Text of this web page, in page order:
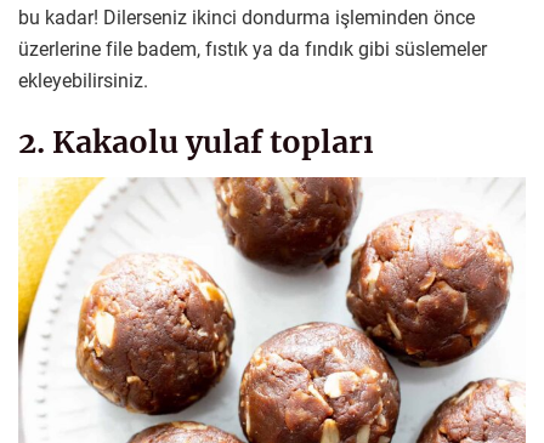
bu kadar! Dilerseniz ikinci dondurma işleminden önce
üzerlerine file badem, fıstık ya da fındık gibi süslemeler
ekleyebilirsiniz.
2. Kakaolu yulaf topları